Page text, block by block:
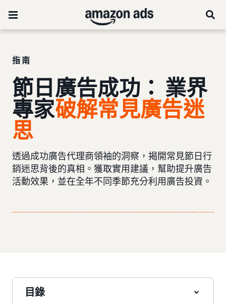
指南
節日廣告成功： 業界
專家破解常見廣告迷
思
透過成功廣告代理商領袖的洞察，揭開常見節日行
銷迷思背後的真相。獲取實用建議，幫助提升廣告
活動效果，並在全年不同季節充分利用廣告投資。
目錄